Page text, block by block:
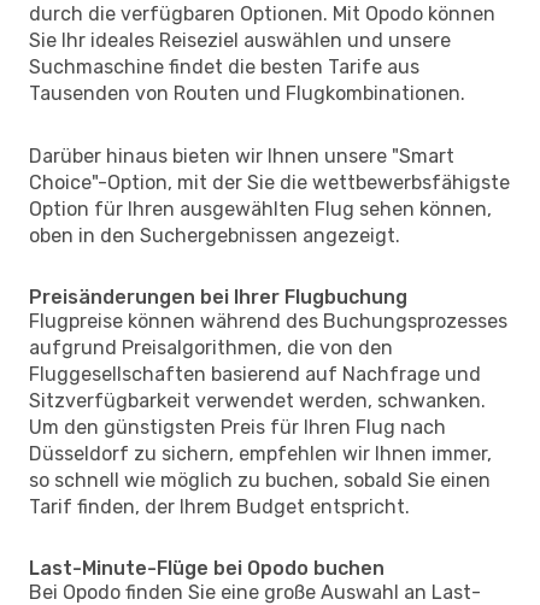
durch die verfügbaren Optionen. Mit Opodo können
Sie Ihr ideales Reiseziel auswählen und unsere
Suchmaschine findet die besten Tarife aus
Tausenden von Routen und Flugkombinationen.
Darüber hinaus bieten wir Ihnen unsere "Smart
Choice"-Option, mit der Sie die wettbewerbsfähigste
Option für Ihren ausgewählten Flug sehen können,
oben in den Suchergebnissen angezeigt.
Preisänderungen bei Ihrer Flugbuchung
Flugpreise können während des Buchungsprozesses
aufgrund Preisalgorithmen, die von den
Fluggesellschaften basierend auf Nachfrage und
Sitzverfügbarkeit verwendet werden, schwanken.
Um den günstigsten Preis für Ihren Flug nach
Düsseldorf zu sichern, empfehlen wir Ihnen immer,
so schnell wie möglich zu buchen, sobald Sie einen
Tarif finden, der Ihrem Budget entspricht.
Last-Minute-Flüge bei Opodo buchen
Bei Opodo finden Sie eine große Auswahl an Last-